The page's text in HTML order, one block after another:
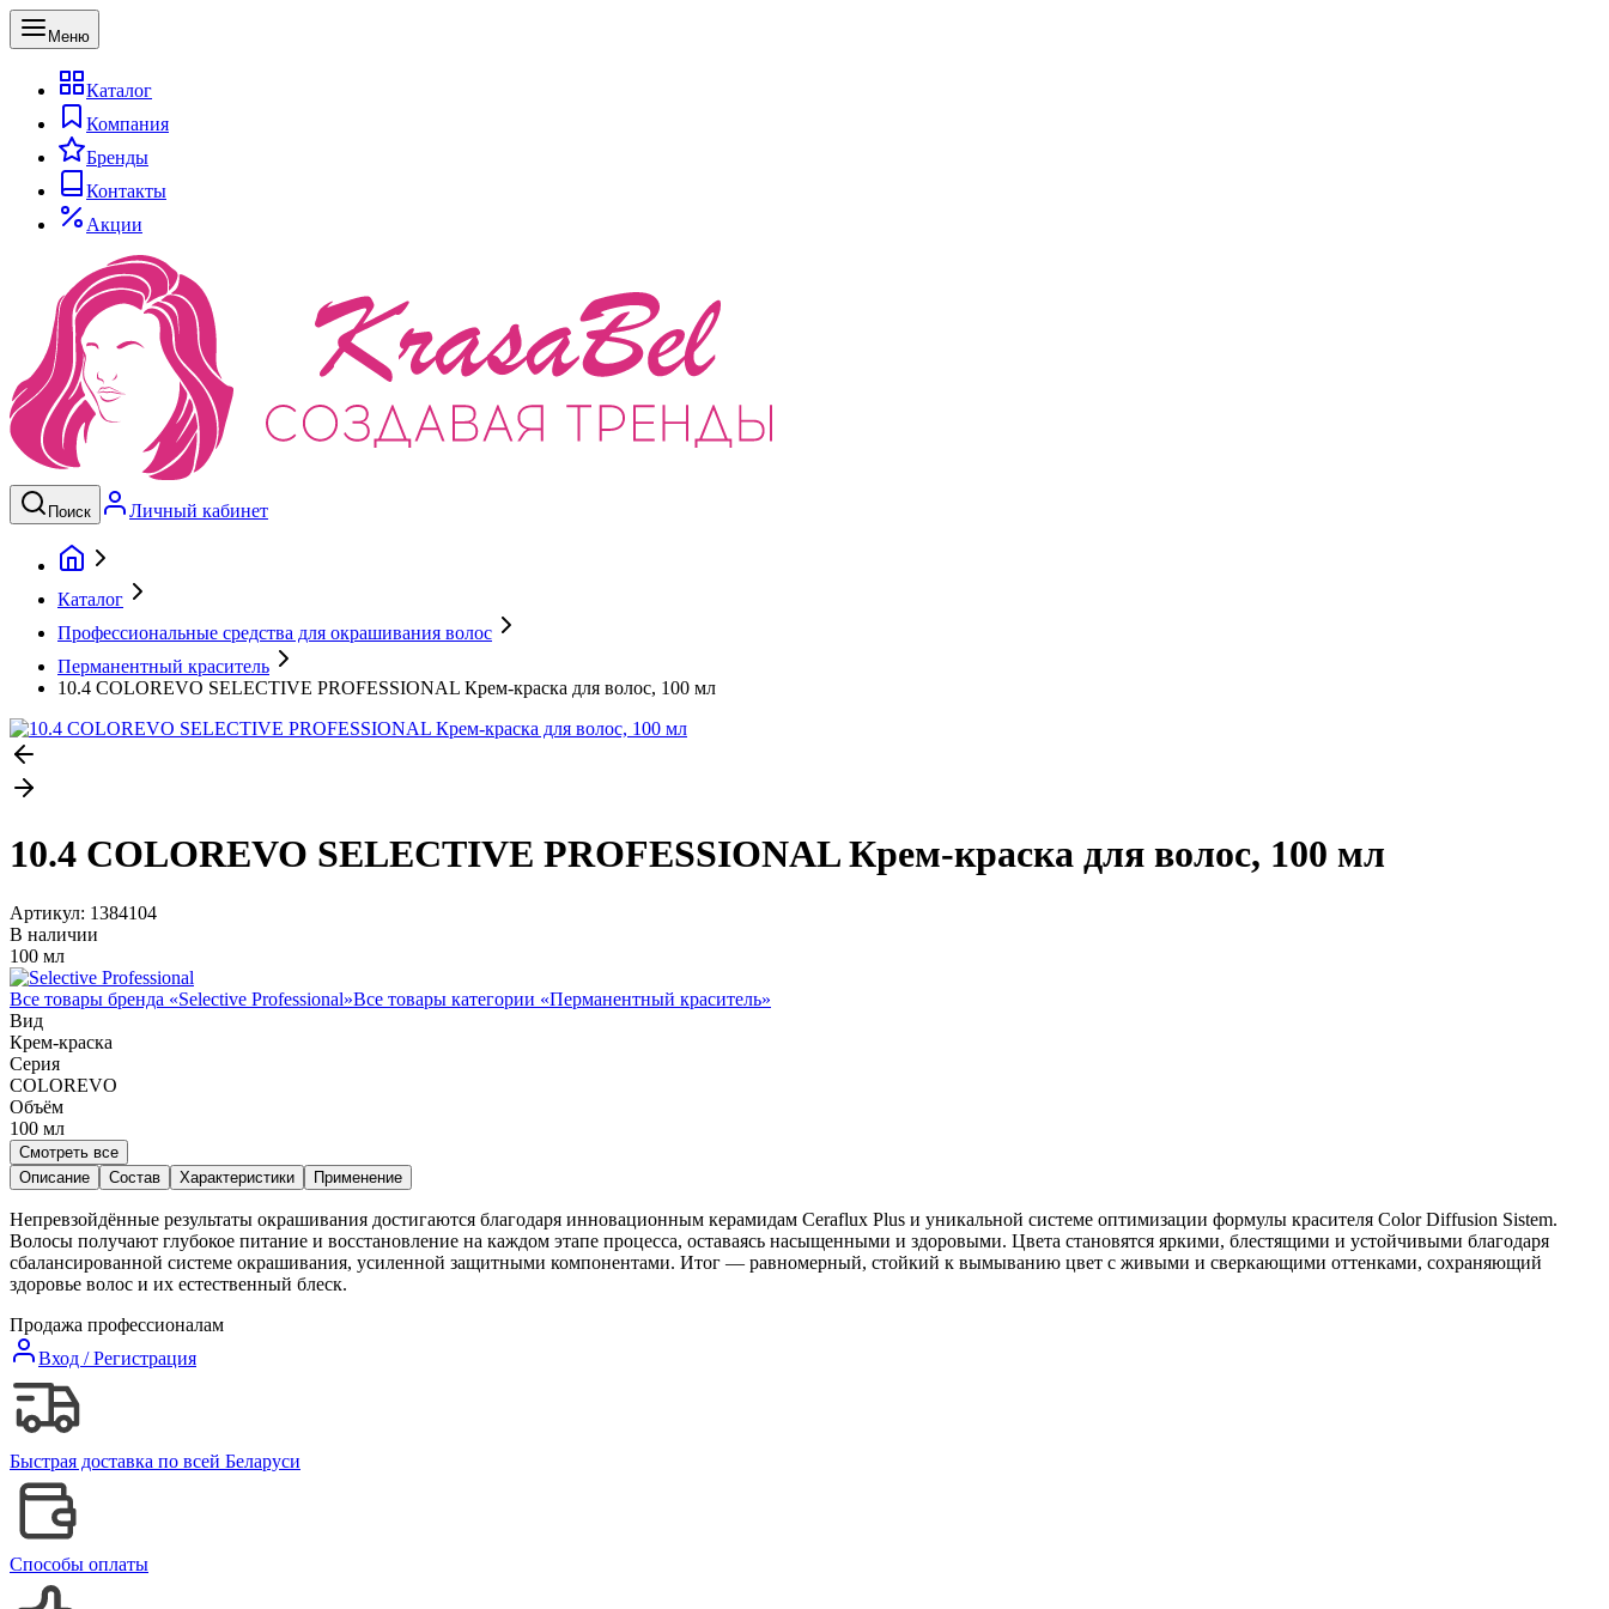
Меню
Каталог
Компания
Бренды
Контакты
Акции
Поиск Личный кабинет
Каталог
Профессиональные средства для окрашивания волос
Перманентный краситель
10.4 COLOREVO SELECTIVE PROFESSIONAL Крем-краска для волос, 100 мл
10.4 COLOREVO SELECTIVE PROFESSIONAL Крем-краска для волос, 100 мл
Артикул: 1384104
В наличии
100 мл
Все товары бренда «Selective Professional»Все товары категории «Перманентный краситель»
Вид
Крем-краска
Серия
COLOREVO
Объём
100 мл
Смотреть все
Описание
Состав Характеристики Применение
Непревзойдённые результаты окрашивания достигаются благодаря инновационным керамидам Ceraflux Plus и уникальной системе оптимизации формулы красителя Color Diffusion Sistem.
Волосы получают глубокое питание и восстановление на каждом этапе процесса, оставаясь насыщенными и здоровыми. Цвета становятся яркими, блестящими и устойчивыми благодаря
сбалансированной системе окрашивания, усиленной защитными компонентами. Итог — равномерный, стойкий к вымыванию цвет с живыми и сверкающими оттенками, сохраняющий
здоровье волос и их естественный блеск.
Продажа профессионалам
Вход / Регистрация
Быстрая доставка по всей Беларуси
Способы оплаты